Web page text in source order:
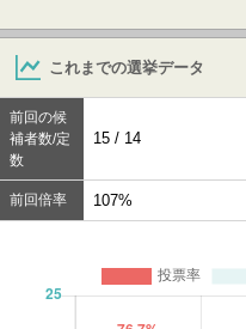
これまでの選挙データ
前回の候
補者数/定
数
15 / 14
前回倍率 107%